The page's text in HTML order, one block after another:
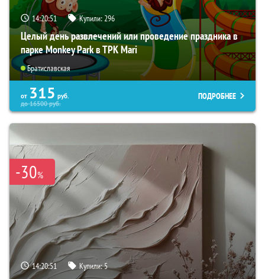
14:20:50 Купили:296
Целый день развлечений или проведение праздника в
парке Monkey Park в ТРК Mari
Братиславская
от 315 руб.
до16500руб.
ПОДРОБНЕЕ
-30%
14:20:50 Купили:5